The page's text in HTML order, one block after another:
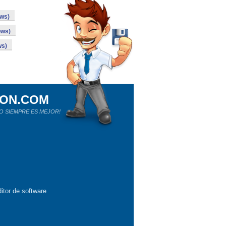
SIEMPRE ES MEJOR!
de software